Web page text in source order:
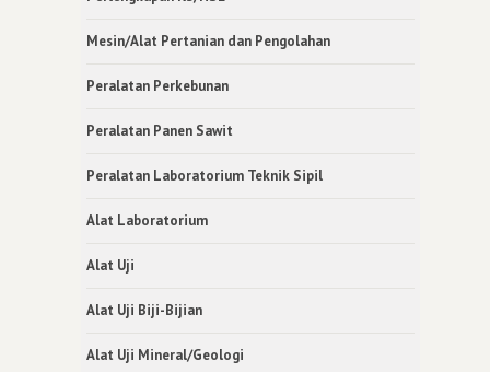
Mesin/Alat Pertanian dan Pengolahan
Peralatan Perkebunan
Peralatan Panen Sawit
Peralatan Laboratorium Teknik Sipil
Alat Laboratorium
Alat Uji
Alat Uji Biji-Bijian
Alat Uji Mineral/Geologi